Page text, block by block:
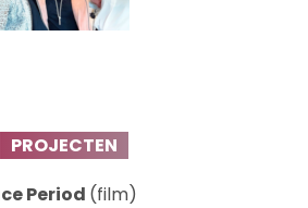
PROJECTEN
Period (film)